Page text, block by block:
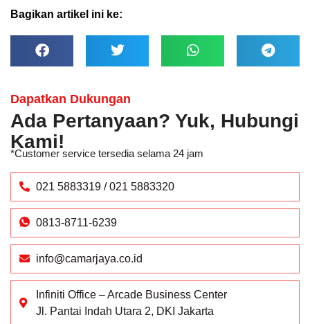
Bagikan artikel ini ke:
Dapatkan Dukungan
Ada Pertanyaan? Yuk, Hubungi
Kami!
*Customer service tersedia selama 24 jam
021 5883319 / 021 5883320
0813-8711-6239
info@camarjaya.co.id
Infiniti Office – Arcade Business Center
Jl. Pantai Indah Utara 2, DKI Jakarta